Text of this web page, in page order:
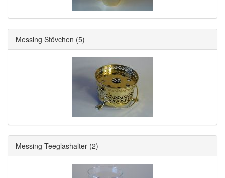
Messing Stövchen (5)
Messing Teeglashalter (2)